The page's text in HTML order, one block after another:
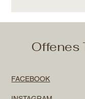
Offenes
FACEBOOK